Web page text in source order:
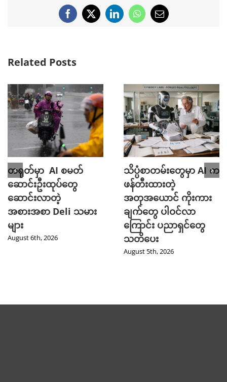
Facebook
X LinkedInWhatsApp
Email
Related Posts
တရုတ်မှာ AI စမတ်
ဆောင်းဦးထုပ်တွေ
ဆောင်းလာတဲ့
အစားအစာ Deli သမား
များ
August 6th, 2026
သိပ္ပံစာတမ်းတွေမှာ AI က
ဖန်တီးထားတဲ့
အတုအယောင် ကိုးကား
ချက်တွေ ပါဝင်လာ
ကြောင်း ပညာရှင်တွေ
သတိပေး
August 5th, 2026